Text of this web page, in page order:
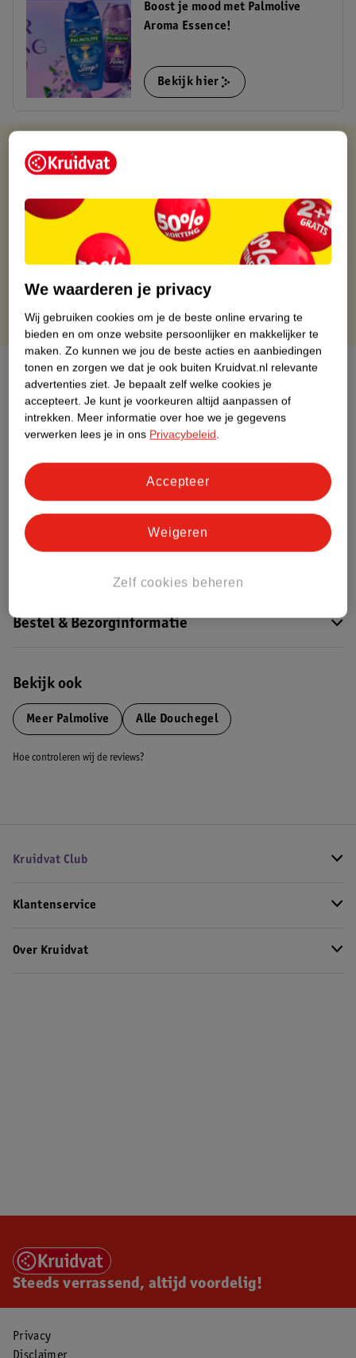
Boost je mood met Palmolive
Aroma Essence!
Bekijk hier
Kruidvat is altijd voordelig
Op werkdagen voor 22:00 uur besteld, volgende dag in huis
Gratis thuisbezorgd vanaf 50.00
Gratis retourneren binnen 30 dagen
Gratis punten met je Kruidvat kaart
Over dit product
Productinformatie
Nature Impact Score
Dit product heeft (nog) geen Nature
Impact Score.
Bestel & Bezorginformatie
Bekijk ook
Meer Palmolive Alle Douchegel
Hoe controleren wij de reviews?
Kruidvat Club
Klantenservice
Over Kruidvat
Steeds verrassend, altijd voordelig!
Privacy
We waarderen je privacy
Wij gebruiken cookies om je de beste online ervaring te
bieden en om onze website persoonlijker en makkelijker te
maken. Zo kunnen we jou de beste acties en aanbiedingen
tonen en zorgen we dat je ook buiten Kruidvat.nl relevante
advertenties ziet. Je bepaalt zelf welke cookies je
accepteert. Je kunt je voorkeuren altijd aanpassen of
intrekken. Meer informatie over hoe we je gegevens
verwerken lees je in ons Privacybeleid.
Zelf cookies beheren
Weigeren
Accepteer